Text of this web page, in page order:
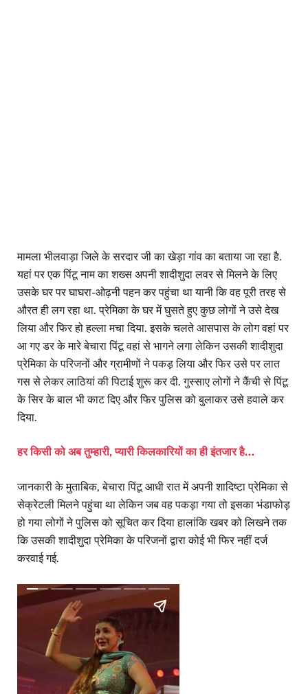
मामला भीलवाड़ा जिले के सरदार जी का खेड़ा गांव का बताया जा रहा है.
यहां पर एक पिंटू नाम का शख्स अपनी शादीशुदा लवर से मिलने के लिए
उसके घर पर घाघरा-ओढ़नी पहन कर पहुंचा था यानी कि वह पूरी तरह से
औरत ही लग रहा था. प्रेमिका के घर में घुसते हुए कुछ लोगों ने उसे देख
लिया और फिर हो हल्ला मचा दिया. इसके चलते आसपास के लोग वहां पर
आ गए डर के मारे बेचारा पिंटू वहां से भागने लगा लेकिन उसकी शादीशुदा
प्रेमिका के परिजनों और ग्रामीणों ने पकड़ लिया और फिर उसे पर लात
गस से लेकर लाठियां की पिटाई शुरू कर दी. गुस्साए लोगों ने कैंची से पिंटू
के सिर के बाल भी काट दिए और फिर पुलिस को बुलाकर उसे हवाले कर
दिया.
हर किसी को अब तुम्हारी, प्यारी किलकारियों का ही इंतजार है…
जानकारी के मुताबिक, बेचारा पिंटू आधी रात में अपनी शादिष्टा प्रेमिका से
सेक्रेटली मिलने पहुंचा था लेकिन जब वह पकड़ा गया तो इसका भंडाफोड़
हो गया लोगों ने पुलिस को सूचित कर दिया हालांकि खबर को लिखने तक
कि उसकी शादीशुदा प्रेमिका के परिजनों द्वारा कोई भी फिर नहीं दर्ज
करवाई गई.